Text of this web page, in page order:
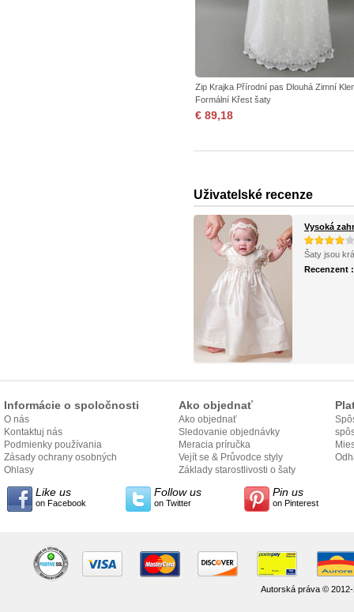
Zip Krajka Přírodní pas Dlouhá Zimní
Formální Křest šaty
€ 89,18
Uživatelské recenze
Vysoká
Šaty jsou
Recenzent
Informácie o spoločnosti
O nás
Kontaktuj nás
Podmienky používania
Zásady ochrany osobných
údajov
Ohlasy
Ako objednať
Ako objednať
Sledovanie objednávky
Meracia príručka
Vejít se & Průvodce styly
Základy starostlivosti o šaty
Like us
on Facebook
Follow us
on Twitter
Pin us
on Pinterest
Autorská práva ©